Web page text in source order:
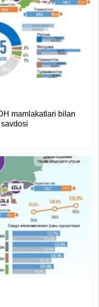
mamlakatlari bilan